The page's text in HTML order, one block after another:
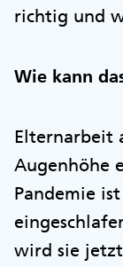
richtig und
Wie kann
Elternarbeit
Augenhöhe
Pandemie
wird sie